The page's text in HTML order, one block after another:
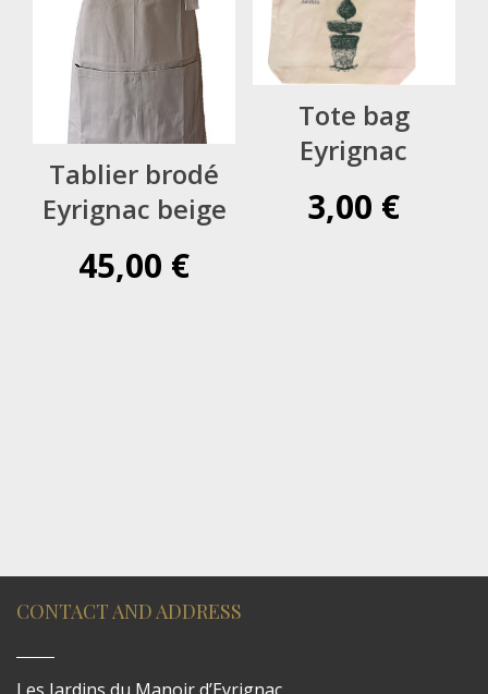
Tablier brodé
Eyrignac beige
45,00 €
Tote bag
Eyrignac
3,00 €
CONTACT AND ADDRESS